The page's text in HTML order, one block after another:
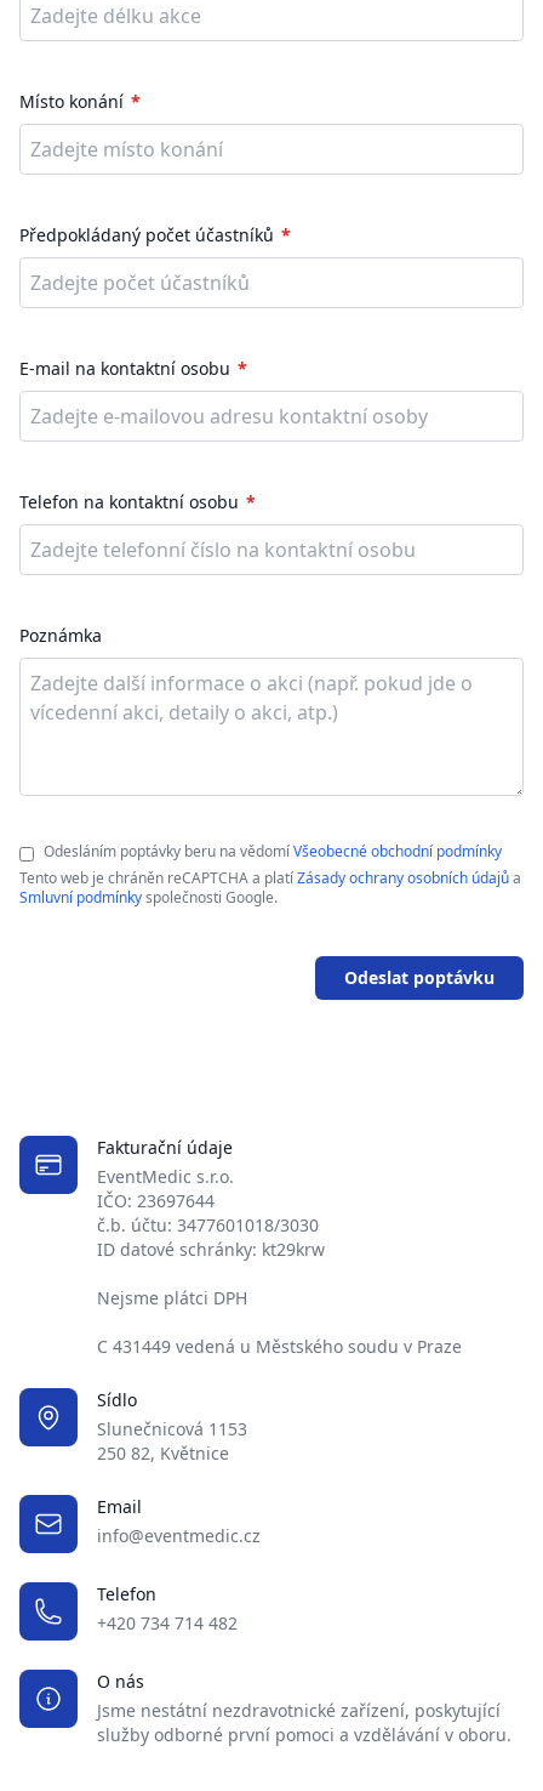
Fakturační údaje
EventMedic s.r.o.
IČO: 23697644
č.b. účtu: 3477601018/3030
ID datové schránky: kt29krw
Nejsme plátci DPH
C 431449 vedená u Městského soudu v Praze
Sídlo
Slunečnicová 1153
250 82, Květnice
Email
info@eventmedic.cz
Telefon
+420 734 714 482
O nás
Jsme nestátní nezdravotnické zařízení, poskytující
služby odborné první pomoci a vzdělávání v oboru.
Místo konání
Předpokládaný počet účastníků
E-mail na kontaktní osobu
Telefon na kontaktní osobu
Poznámka
Odesláním poptávky beru na vědomíVšeobecné obchodní podmínky
Tento web je chráněn reCAPTCHA a platíZásady ochrany osobních údajůa
Smluvní podmínkyspolečnosti Google.
Odeslat poptávku